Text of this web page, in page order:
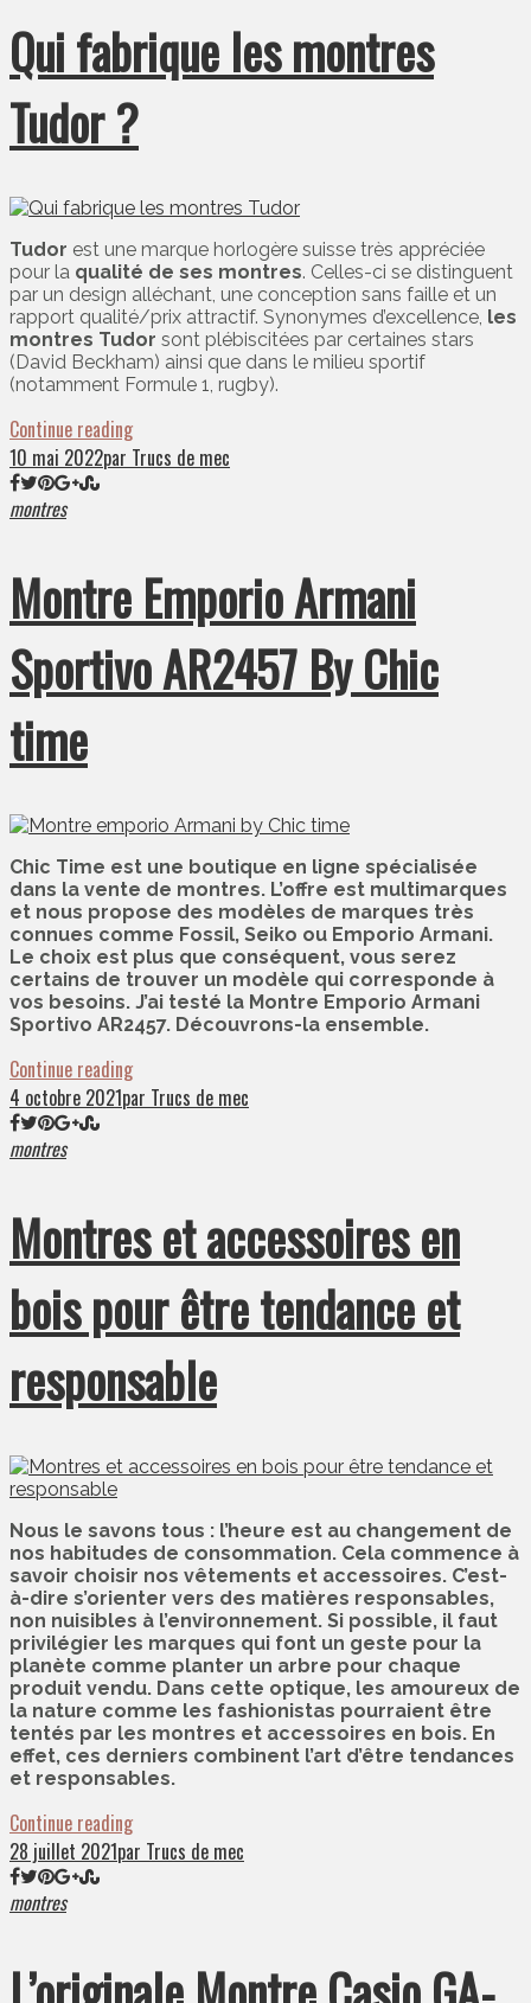
Qui fabrique les montres
Tudor ?
Tudor est une marque horlogère suisse très appréciée
pour la qualité de ses montres. Celles-ci se distinguent
par un design alléchant, une conception sans faille et un
rapport qualité/prix attractif. Synonymes d’excellence, les
montres Tudor sont plébiscitées par certaines stars
(David Beckham) ainsi que dans le milieu sportif
(notamment Formule 1, rugby).
Continue reading
10 mai 2022par Trucs de mec
montres
Montre Emporio Armani
Sportivo AR2457 By Chic
time
Chic Time est une boutique en ligne spécialisée
dans la vente de montres. L’offre est multimarques
et nous propose des modèles de marques très
connues comme Fossil, Seiko ou Emporio Armani.
Le choix est plus que conséquent, vous serez
certains de trouver un modèle qui corresponde à
vos besoins. J’ai testé la Montre Emporio Armani
Sportivo AR2457. Découvrons-la ensemble.
Continue reading
4 octobre 2021par Trucs de mec
montres
Montres et accessoires en
bois pour être tendance et
responsable
Nous le savons tous : l’heure est au changement de
nos habitudes de consommation. Cela commence à
savoir choisir nos vêtements et accessoires. C’est-
à-dire s’orienter vers des matières responsables,
non nuisibles à l’environnement. Si possible, il faut
privilégier les marques qui font un geste pour la
planète comme planter un arbre pour chaque
produit vendu. Dans cette optique, les amoureux de
la nature comme les fashionistas pourraient être
tentés par les montres et accessoires en bois. En
effet, ces derniers combinent l’art d’être tendances
et responsables.
Continue reading
28 juillet 2021par Trucs de mec
montres